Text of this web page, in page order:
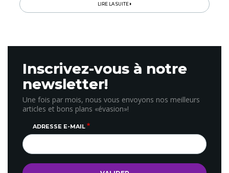
LIRE LA SUITE
Inscrivez-vous à notre
newsletter!
Une fois par mois, nous vous envoyons nos meilleurs
articles et bons plans «évasion»!
ADRESSE E-MAIL